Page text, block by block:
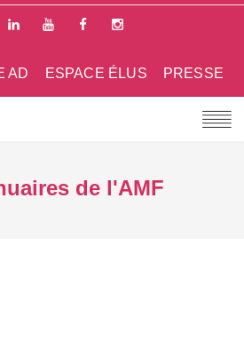
PRESSE
ESPACE ÉLUS
AD
de l'AMF